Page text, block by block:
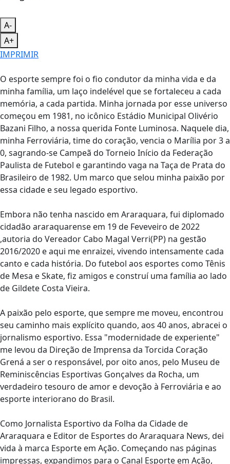
A-
A+
IMPRIMIR
O esporte sempre foi o fio condutor da minha vida e da
minha família, um laço indelével que se fortaleceu a cada
memória, a cada partida. Minha jornada por esse universo
começou em 1981, no icônico Estádio Municipal Olivério
Bazani Filho, a nossa querida Fonte Luminosa. Naquele dia,
minha Ferroviária, time do coração, vencia o Marília por 3 a
0, sagrando-se Campeã do Torneio Início da Federação
Paulista de Futebol e garantindo vaga na Taça de Prata do
Brasileiro de 1982. Um marco que selou minha paixão por
essa cidade e seu legado esportivo.
Embora não tenha nascido em Araraquara, fui diplomado
cidadão araraquarense em 19 de Feveveiro de 2022
,autoria do Vereador Cabo Magal Verri(PP) na gestão
2016/2020 e aqui me enraizei, vivendo intensamente cada
canto e cada história. Do futebol aos esportes como Tênis
de Mesa e Skate, fiz amigos e construí uma família ao lado
de Gildete Costa Vieira.
A paixão pelo esporte, que sempre me moveu, encontrou
seu caminho mais explícito quando, aos 40 anos, abracei o
jornalismo esportivo. Essa "modernidade de experiente"
me levou da Direção de Imprensa da Torcida Coração
Grená a ser o responsável, por oito anos, pelo Museu de
Reminiscências Esportivas Gonçalves da Rocha, um
verdadeiro tesouro de amor e devoção à Ferroviária e ao
esporte interiorano do Brasil.
Como Jornalista Esportivo da Folha da Cidade de
Araraquara e Editor de Esportes do Araraquara News, dei
vida à marca Esporte em Ação. Começando nas páginas
impressas, expandimos para o Canal Esporte em Ação,